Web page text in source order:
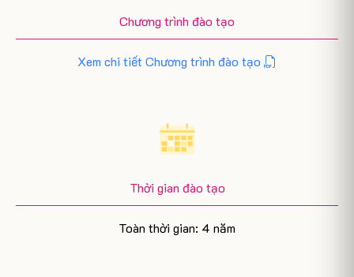
Chương trình đào tạo
Xem chi tiết Chương trình đào tạo
Thời gian đào tạo
Toàn thời gian: 4 năm